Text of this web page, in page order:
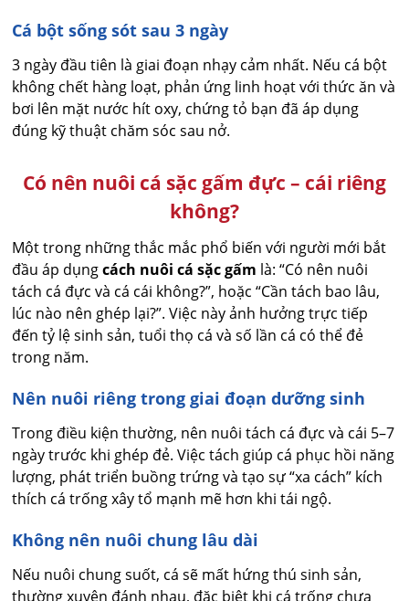
Cá bột sống sót sau 3 ngày
3 ngày đầu tiên là giai đoạn nhạy cảm nhất. Nếu cá bột
không chết hàng loạt, phản ứng linh hoạt với thức ăn và
bơi lên mặt nước hít oxy, chứng tỏ bạn đã áp dụng
đúng kỹ thuật chăm sóc sau nở.
Có nên nuôi cá sặc gấm đực – cái riêng
không?
Một trong những thắc mắc phổ biến với người mới bắt
đầu áp dụngcách nuôi cá sặc gấm là: “Có nên nuôi
tách cá đực và cá cái không?”, hoặc “Cần tách bao lâu,
lúc nào nên ghép lại?”. Việc này ảnh hưởng trực tiếp
đến tỷ lệ sinh sản, tuổi thọ cá và số lần cá có thể đẻ
trong năm.
Nên nuôi riêng trong giai đoạn dưỡng sinh
Trong điều kiện thường, nên nuôi tách cá đực và cái 5–7
ngày trước khi ghép đẻ. Việc tách giúp cá phục hồi năng
lượng, phát triển buồng trứng và tạo sự “xa cách” kích
thích cá trống xây tổ mạnh mẽ hơn khi tái ngộ.
Không nên nuôi chung lâu dài
Nếu nuôi chung suốt, cá sẽ mất hứng thú sinh sản,
thường xuyên đánh nhau, đặc biệt khi cá trống chưa